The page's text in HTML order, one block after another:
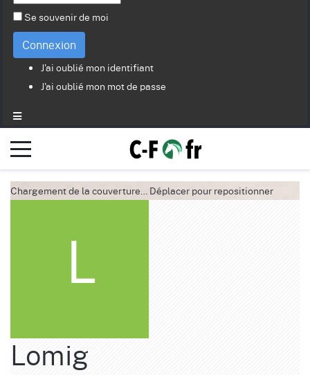
Se souvenir de moi
Connexion
J'ai oublié mon identifiant
J'ai oublié mon mot de passe
Chargement de la couverture… Déplacer pour repositionner
Lomig